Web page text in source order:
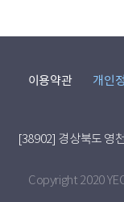
이용약관 개인
[38902] 경상북도 영
Copyright 2020